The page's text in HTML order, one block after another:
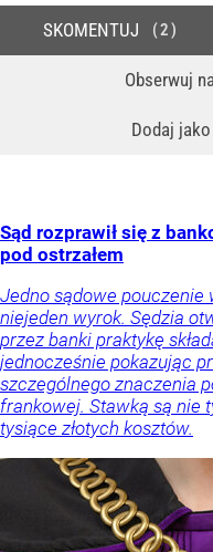
Obserwuj
Dodaj jako
SKOMENTUJ 2
Sąd rozprawił się z
pod ostrzałem
Jedno sądowe pouczenie
niejeden wyrok. Sędzia
przez banki praktykę
jednocześnie pokazując
szczególnego znaczenia
frankowej. Stawką są nie
tysiące złotych kosztów.